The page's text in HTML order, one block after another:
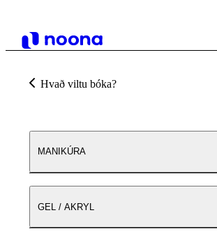
Hvað viltu bóka?
MANIKÚRA
GEL / AKRYL